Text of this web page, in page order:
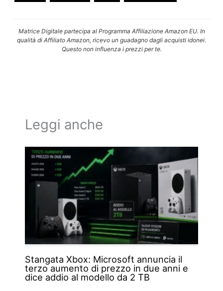
Matrice Digitale partecipa al Programma Affiliazione Amazon EU. In
qualità di Affiliato Amazon, ricevo un guadagno dagli acquisti idonei.
Questo non influenza i prezzi per te.
Leggi anche
Stangata Xbox: Microsoft annuncia il
terzo aumento di prezzo in due anni e
dice addio al modello da 2 TB